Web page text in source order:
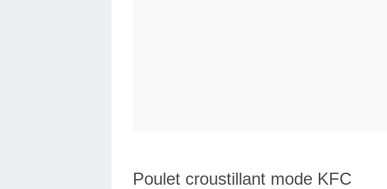
Poulet croustillant mode KFC